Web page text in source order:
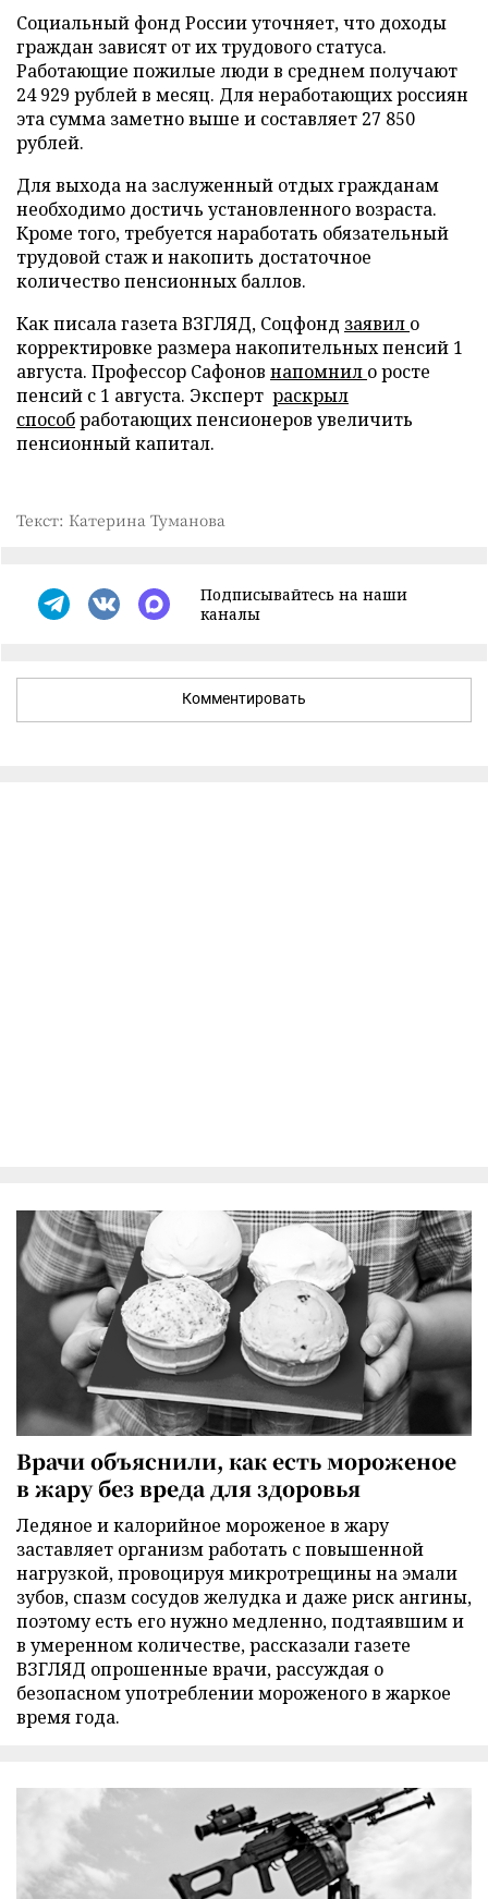
Социальный фонд России уточняет, что доходы
граждан зависят от их трудового статуса.
Работающие пожилые люди в среднем получают
24 929 рублей в месяц. Для неработающих россиян
эта сумма заметно выше и составляет 27 850
рублей.
Для выхода на заслуженный отдых гражданам
необходимо достичь установленного возраста.
Кроме того, требуется наработать обязательный
трудовой стаж и накопить достаточное
количество пенсионных баллов.
Как писала газета ВЗГЛЯД, Соцфонд заявил о
корректировке размера накопительных пенсий 1
августа. Профессор Сафонов напомнил о росте
пенсий с 1 августа. Эксперт раскрыл
способработающих пенсионеров увеличить
пенсионный капитал.
Текст: Катерина Туманова
Подписывайтесь на наши
каналы
Комментировать
Врачи объяснили, как есть мороженое
в жару без вреда для здоровья
Ледяное и калорийное мороженое в жару
заставляет организм работать с повышенной
нагрузкой, провоцируя микротрещины на эмали
зубов, спазм сосудов желудка и даже риск ангины,
поэтому есть его нужно медленно, подтаявшим и
в умеренном количестве, рассказали газете
ВЗГЛЯД опрошенные врачи, рассуждая о
безопасном употреблении мороженого в жаркое
время года.